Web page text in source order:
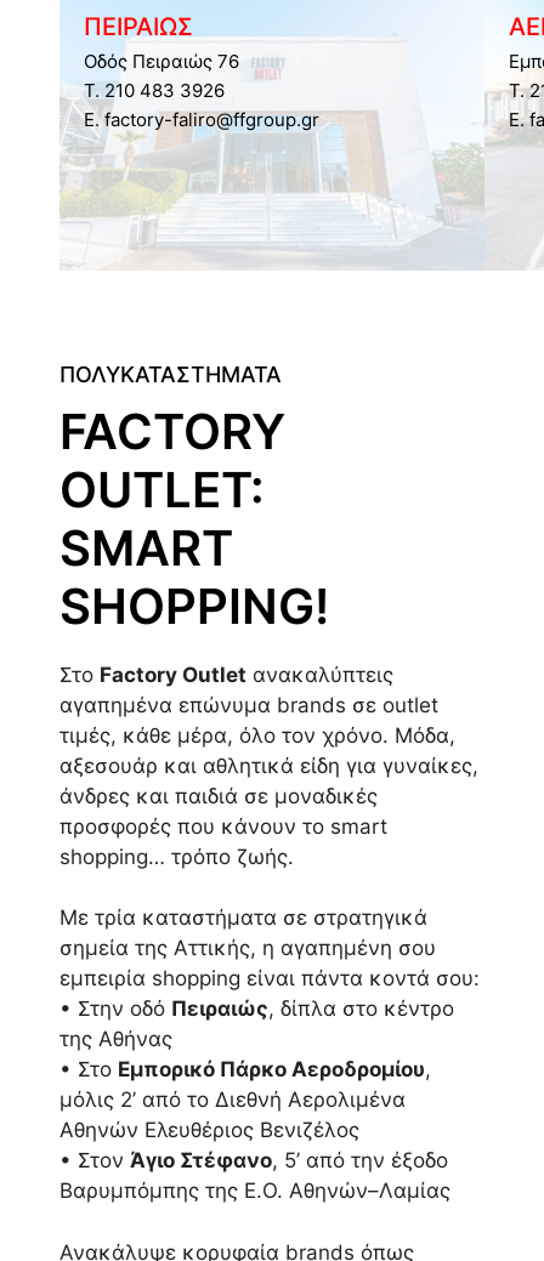
ΠΟΛΥΚΑΤΑΣΤΗΜΑΤΑ
FACTORY
OUTLET:
SMART
SHOPPING!
Στο Factory Outlet ανακαλύπτεις
αγαπημένα επώνυμα brands σε outlet
τιμές, κάθε μέρα, όλο τον χρόνο. Μόδα,
αξεσουάρ και αθλητικά είδη για γυναίκες,
άνδρες και παιδιά σε μοναδικές
προσφορές που κάνουν το smart
shopping… τρόπο ζωής.
Με τρία καταστήματα σε στρατηγικά
σημεία της Αττικής, η αγαπημένη σου
εμπειρία shopping είναι πάντα κοντά σου:
• Στην οδό Πειραιώς, δίπλα στο κέντρο
της Αθήνας
• Στο Εμπορικό Πάρκο Αεροδρομίου,
μόλις 2’ από το Διεθνή Αερολιμένα
Αθηνών Ελευθέριος Βενιζέλος
• Στον Άγιο Στέφανο, 5’ από την έξοδο
Βαρυμπόμπης της Ε.Ο. Αθηνών–Λαμίας
Ανακάλυψε κορυφαία brands όπως
ΠΕΙΡΑΙΩΣ
Οδός Πειραιώς 76
Τ. 210 483 3926
E. factory-faliro@ffgroup.gr
Τ.
E.